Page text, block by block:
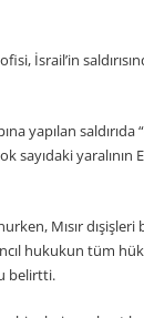
İsrail’in
yapılan
sayıdaki
Mısır dışişleri
hukukun tüm
belirtti.